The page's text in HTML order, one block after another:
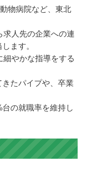
物病院など、東北
求人先の企業への連
ます。
やかな指導をする
たパイプや、卒業
の就職率を維持し